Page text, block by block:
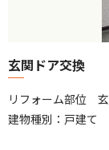
玄関ドア交換
リフォーム部位
建物種別：戸建て